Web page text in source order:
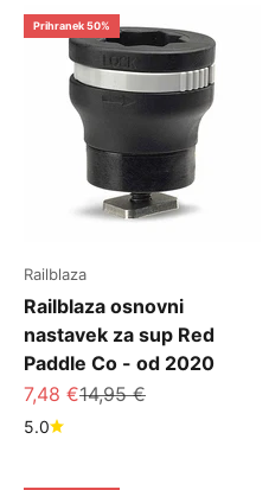
Prihranek 50%
Railblaza
Railblaza osnovni
nastavek za sup Red
Paddle Co - od 2020
Znižana cena
7,48 €Redna cena
14,95 €
5.0